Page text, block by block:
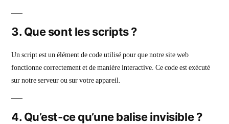
3. Que sont les scripts ?
Un script est un élément de code utilisé pour que notre site web
fonctionne correctement et de manière interactive. Ce code est exécuté
sur notre serveur ou sur votre appareil.
4. Qu’est-ce qu’une balise invisible ?